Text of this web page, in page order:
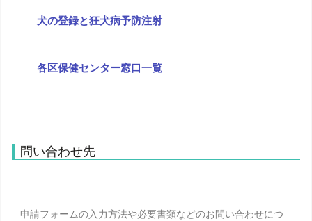
犬の登録と狂犬病予防注射
各区保健センター窓口一覧
問い合わせ先
申請フォームの入力方法や必要書類などのお問い合わせにつ